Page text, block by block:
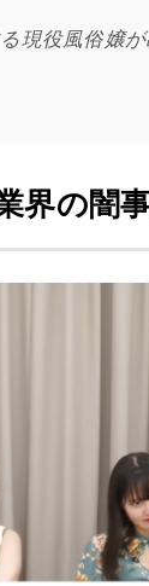
現役風俗嬢
界の闇